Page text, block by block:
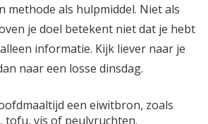
methode als hulpmiddel. Niet als
je doel betekent niet dat je hebt
informatie. Kijk liever naar je
naar een losse dinsdag.
een eiwitbron, zoals
tofu, vis of peulvruchten.